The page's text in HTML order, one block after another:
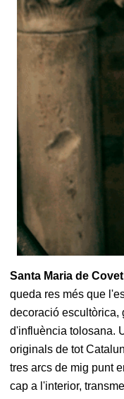
Santa Maria de Covet
queda res més que
decoració escultòrica,
d'influència tolosana.
originals de tot
tres arcs de mig punt
cap a l'interior,